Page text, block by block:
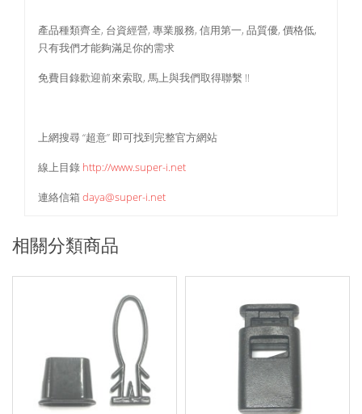
產品種類齊全, 台資經營, 專業服務, 信用第一, 品質優, 價格低,
只有我們才能夠滿足你的需求
免費目錄歡迎前來索取, 馬上與我們取得聯繫 !!
上網搜尋 “超意” 即可找到完整官方網站
線上目錄 http://www.super-i.net
連絡信箱daya@super-i.net
相關分類商品